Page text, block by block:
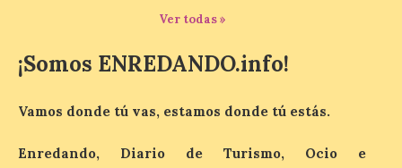
Nolan. La pieza de vídeo
obras relacionadas con la
Antigüedad clásica, la mitología y los
Ver todas »
¡Somos ENREDANDO.info!
Vamos donde tú vas, estamos donde tú estás.
Enredando, Diario de Turismo, Ocio e